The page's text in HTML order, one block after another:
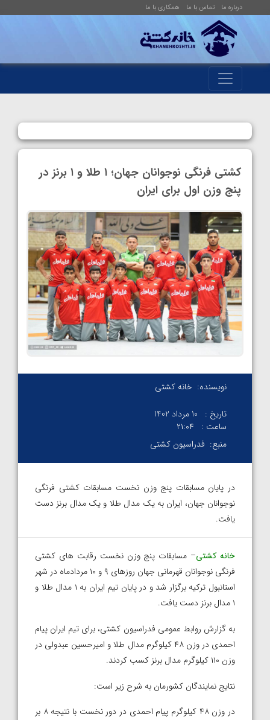
درباره ما تماس با ما همکاری با ما
کشتی فرنگی نوجوانان جهان؛ ۱ طلا و ۱ برنز در
پنج وزن اول برای ایران
نویسنده: خانه کشتی
تاریخ :
10 مرداد 1402
ساعت :
۲۱:۰۴
منبع: فدراسیون کشتی
در پایان مسابقات پنج وزن نخست مسابقات کشتی فرنگی
نوجوانان جهان، ایران به یک مدال طلا و یک مدال برنز دست
یافت.
خانه کشتی– مسابقات پنج وزن نخست رقابت های کشتی
فرنگی نوجوانان قهرمانی جهان روزهای ۹ و ۱۰ مردادماه در شهر
استانبول ترکیه برگزار شد و در پایان تیم ایران به ۱ مدال طلا و
۱ مدال برنز دست یافت.
به گزارش روابط عمومی فدراسیون کشتی، برای تیم ایران پیام
احمدی در وزن ۴۸ کیلوگرم مدال طلا و امیرحسین عبدولی در
وزن ۱۱۰ کیلوگرم مدال برنز کسب کردند.
نتایج نمایندگان کشورمان به شرح زیر است:
در وزن ۴۸ کیلوگرم پیام احمدی در دور نخست با نتیجه ۸ بر